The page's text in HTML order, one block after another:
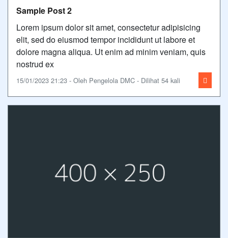
Sample Post 2
Lorem ipsum dolor sit amet, consectetur adipisicing
elit, sed do eiusmod tempor incididunt ut labore et
dolore magna aliqua. Ut enim ad minim veniam, quis
nostrud ex
15/01/2023 21:23 - Oleh Pengelola DMC - Dilihat 54 kali